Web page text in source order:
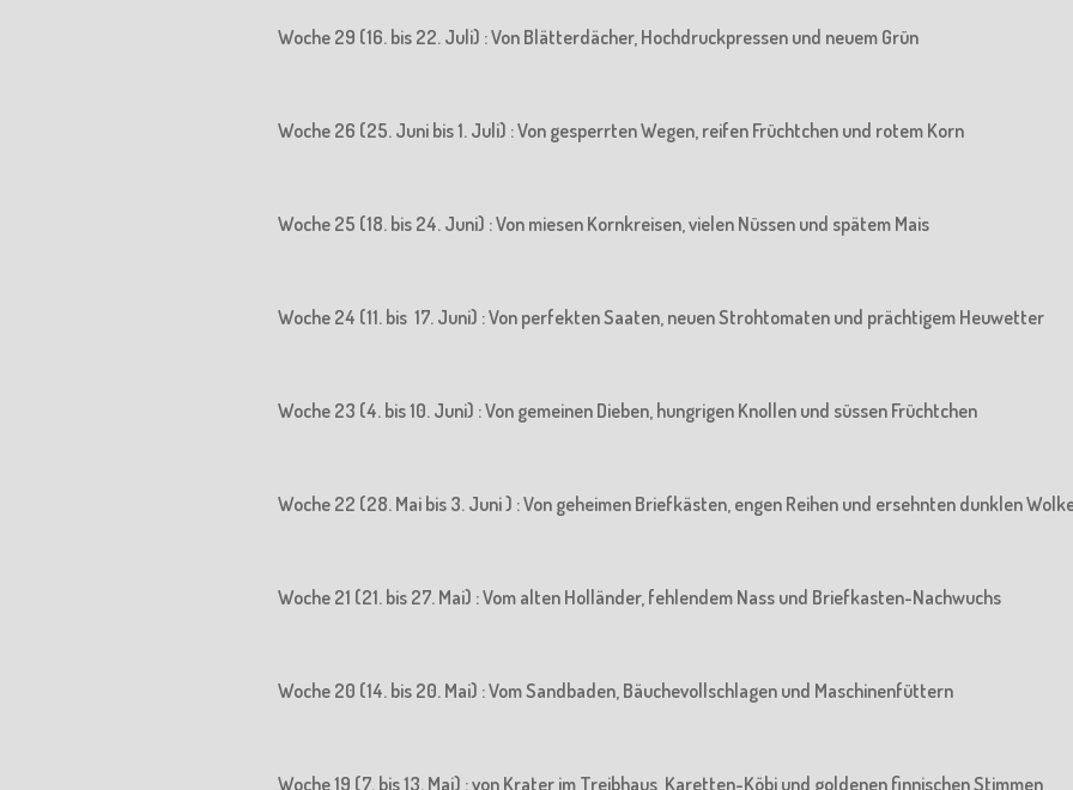
Woche 29 (16. bis 22. Juli) : Von Blätterdächer, Hochdruckpressen und neuem Grün
Woche 26 (25. Juni bis 1. Juli) : Von gesperrten Wegen, reifen Früchtchen und rotem Korn
Woche 25 (18. bis 24. Juni) : Von miesen Kornkreisen, vielen Nüssen und spätem Mais
Woche 24 (11. bis 17. Juni) : Von perfekten Saaten, neuen Strohtomaten und prächtigem Heuwetter
Woche 23 (4. bis 10. Juni) : Von gemeinen Dieben, hungrigen Knollen und süssen Früchtchen
Woche 22 (28. Mai bis 3. Juni ) : Von geheimen Briefkästen, engen Reihen und ersehnten dunklen
Woche 21 (21. bis 27. Mai) : Vom alten Holländer, fehlendem Nass und Briefkasten-Nachwuchs
Woche 20 (14. bis 20. Mai) : Vom Sandbaden, Bäuchevollschlagen und Maschinenfüttern
Woche 19 (7. bis 13. Mai) : von Krater im Treibhaus, Karetten-Köbi und goldenen finnischen Stimmen